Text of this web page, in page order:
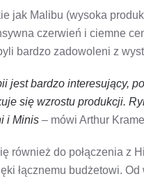
jak Malibu (wysoka
czerwień i ciemne
bardzo zadowoleni z
jest bardzo interesujący,
się wzrostu produkcji.
i Minis – mówi Arthur
również do połączenia z
łącznemu budżetowi.